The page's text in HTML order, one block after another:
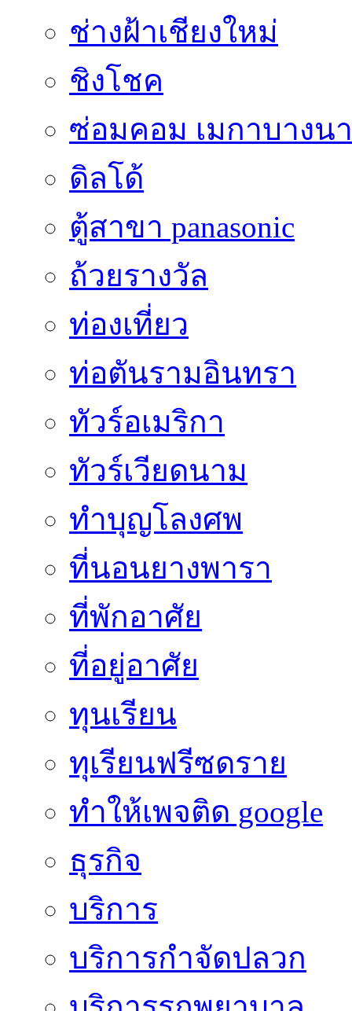
ช่างฝ้าเชียงใหม่
ชิงโชค
ซ่อมคอม เมกาบางนา
ดิลโด้
ตู้สาขา panasonic
ถ้วยรางวัล
ท่องเที่ยว
ท่อตันรามอินทรา
ทัวร์อเมริกา
ทัวร์เวียดนาม
ทำบุญโลงศพ
ที่นอนยางพารา
ที่พักอาศัย
ที่อยู่อาศัย
ทุนเรียน
ทุเรียนฟรีซดราย
ทําให้เพจติด google
ธุรกิจ
บริการ
บริการกำจัดปลวก